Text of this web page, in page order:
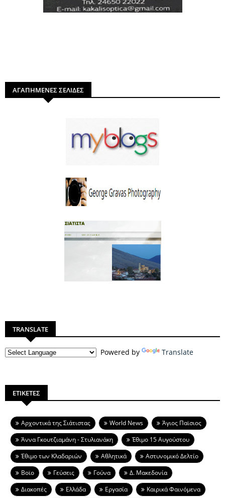
ΑΓΑΠΗΜΕΝΕΣ ΣΕΛΙΔΕΣ
TRANSLATE
Powered by Translate
ΕΤΙΚΕΤΕΣ
Aρχοντικά της Σιάτιστας World News
Άγιος Παϊσιος
Άννα Γκουτζιαμάνη - Στυλιανάκη
Έθιμο 15 Αυγούστου
Έθιμο των Κλαδαριών
Αθλητικά
Αστυνομικό Δελτίο
Βοϊο
Γεύσεις Γούνα
Δ. Μακεδονία
Διακοπές
Ελλάδα Εργασία
Καιρικά Φαινόμενα